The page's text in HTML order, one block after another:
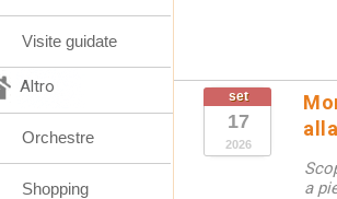
set
17
2026
a
Visite guidate
Altro
Orchestre
Shopping